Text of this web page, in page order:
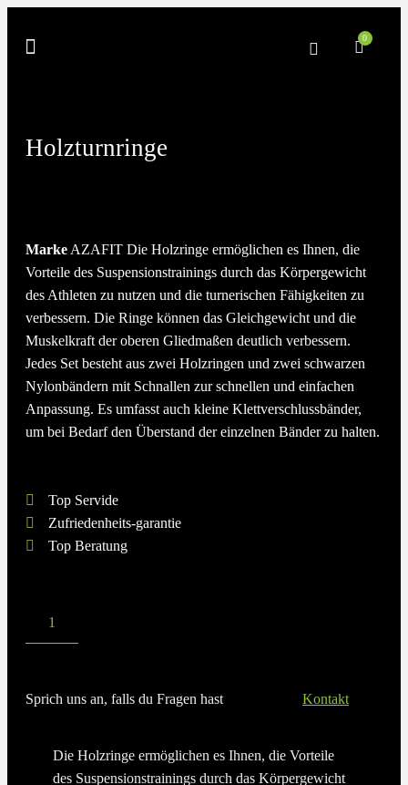
0
Holzturnringe
Marke AZAFIT Die Holzringe ermöglichen es Ihnen, die
Vorteile des Suspensionstrainings durch das Körpergewicht
des Athleten zu nutzen und die turnerischen Fähigkeiten zu
verbessern. Die Ringe können das Gleichgewicht und die
Muskelkraft der oberen Gliedmaßen deutlich verbessern.
Jedes Set besteht aus zwei Holzringen und zwei schwarzen
Nylonbändern mit Schnallen zur schnellen und einfachen
Anpassung. Es umfasst auch kleine Klettverschlussbänder,
um bei Bedarf den Überstand der einzelnen Bänder zu halten.
Top Servide
Zufriedenheits-garantie
Top Beratung
Sprich uns an, falls du Fragen hast Kontakt
Die Holzringe ermöglichen es Ihnen, die Vorteile
des Suspensionstrainings durch das Körpergewicht